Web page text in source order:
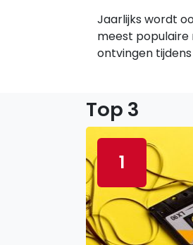
Jaarlijks wordt
meest
ontvingen
Top 3
1